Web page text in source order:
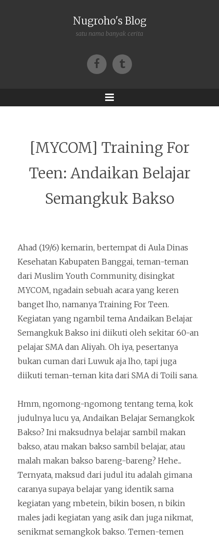
Nugroho's Blog
satu nama banyak cerita
Facebook
Menu
[MYCOM] Training For
Teen: Andaikan Belajar
Semangkuk Bakso
Ahad (19/6) kemarin, bertempat di Aula Dinas
Kesehatan Kabupaten Banggai, teman-teman
dari Muslim Youth Community, disingkat
MYCOM, ngadain sebuah acara yang keren
banget lho, namanya Training For Teen.
Kegiatan yang ngambil tema Andaikan Belajar
Semangkuk Bakso ini diikuti oleh sekitar 60-an
pelajar SMA dan Aliyah. Oh iya, pesertanya
bukan cuman dari Luwuk aja lho, tapi juga
diikuti teman-teman kita dari SMA di Toili sana.
Hmm, ngomong-ngomong tentang tema, kok
judulnya lucu ya, Andaikan Belajar Semangkok
Bakso? Ini maksudnya belajar sambil makan
bakso, atau makan bakso sambil belajar, atau
malah makan bakso bareng-bareng? Hehe...
Ternyata, maksud dari judul itu adalah gimana
caranya supaya belajar yang identik sama
kegiatan yang mbetein, bikin bosen, n bikin
males jadi kegiatan yang asik dan juga nikmat,
senikmat semangkok bakso. Temen-temen